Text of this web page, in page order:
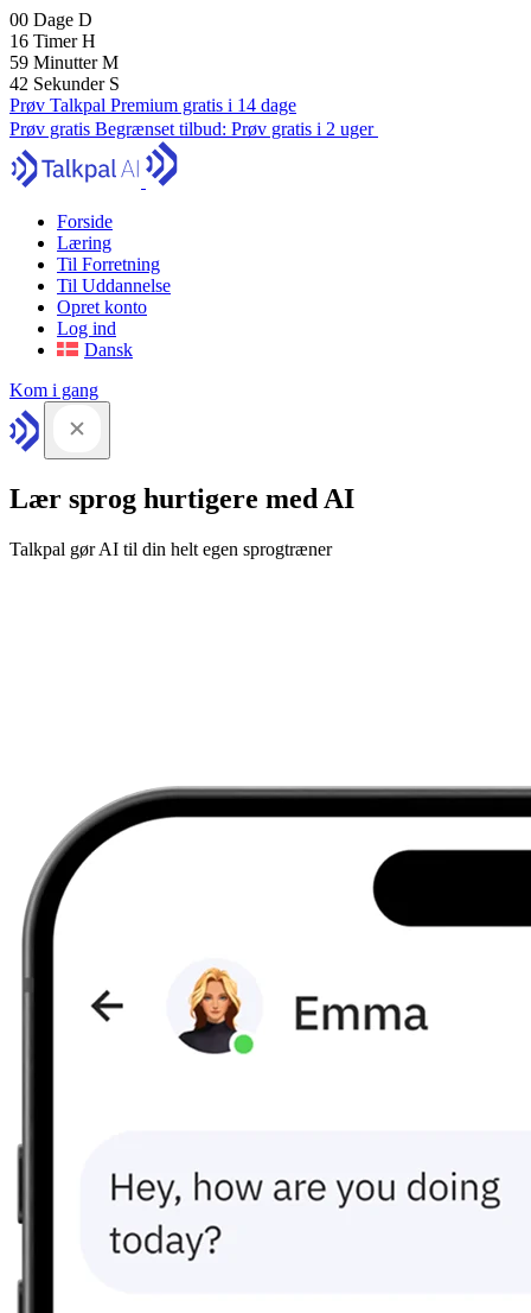
00 Dage D
16 TimerH
59 MinutterM
41 Sekunder S
Prøv Talkpal Premium gratis i 14 dage
Prøv gratis Begrænset tilbud: Prøv gratis i 2 uger
Forside
Læring
Til Forretning
Til Uddannelse
Opret konto
Log ind
Dansk
Kom i gang
Lær sprog hurtigere med AI
Talkpal gør AI til din helt egen sprogtræner